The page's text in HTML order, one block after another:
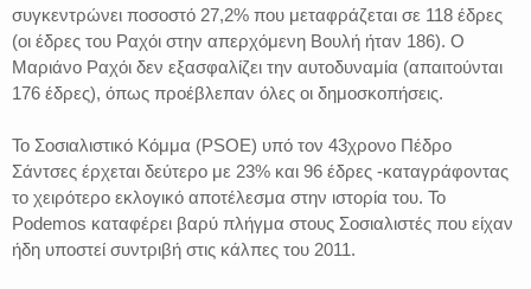
συγκεντρώνει ποσοστό 27,2% που μεταφράζεται σε 118 έδρες
(οι έδρες του Ραχόι στην απερχόμενη Βουλή ήταν 186). Ο
Μαριάνο Ραχόι δεν εξασφαλίζει την αυτοδυναμία (απαιτούνται
176 έδρες), όπως προέβλεπαν όλες οι δημοσκοπήσεις.
Το Σοσιαλιστικό Κόμμα (PSOE) υπό τον 43χρονο Πέδρο
Σάντσες έρχεται δεύτερο με 23% και 96 έδρες -καταγράφοντας
το χειρότερο εκλογικό αποτέλεσμα στην ιστορία του. Το
Podemos καταφέρει βαρύ πλήγμα στους Σοσιαλιστές που είχαν
ήδη υποστεί συντριβή στις κάλπες του 2011.